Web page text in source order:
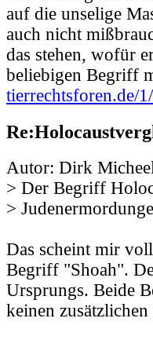
auf die unselige
auch nicht
das stehen, wofür
beliebigen Begriff
tierrechtsforen.de/
Autor: Dirk
> Der Begriff
>
Das scheint mir
Begriff "Shoah".
Ursprungs. Beide
keinen